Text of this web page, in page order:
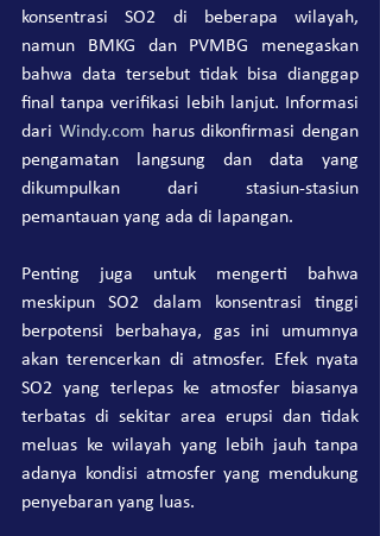
konsentrasi SO2 di beberapa wilayah,
namun BMKG dan PVMBG menegaskan
bahwa data tersebut tidak bisa dianggap
final tanpa verifikasi lebih lanjut. Informasi
dari Windy.com harus dikonfirmasi dengan
pengamatan langsung dan data yang
dikumpulkan dari stasiun-stasiun
pemantauan yang ada di lapangan.
Penting juga untuk mengerti bahwa
meskipun SO2 dalam konsentrasi tinggi
berpotensi berbahaya, gas ini umumnya
akan terencerkan di atmosfer. Efek nyata
SO2 yang terlepas ke atmosfer biasanya
terbatas di sekitar area erupsi dan tidak
meluas ke wilayah yang lebih jauh tanpa
adanya kondisi atmosfer yang mendukung
penyebaran yang luas.